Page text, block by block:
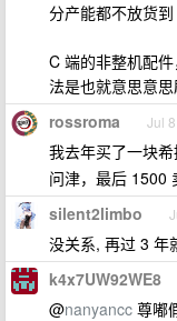
分产能都不放货到
C 端的非整机配
法是也就意思意
rossroma Jul 8
我去年买了一块
问津，最后 1500
silent2limbo
没关系, 再过 3 年
k4x7UW92WE8
@nanyancc 尊嘟